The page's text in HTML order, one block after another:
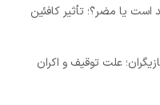
یا مضر؟؛ تأثیر کافئین
علت توقیف و اکران